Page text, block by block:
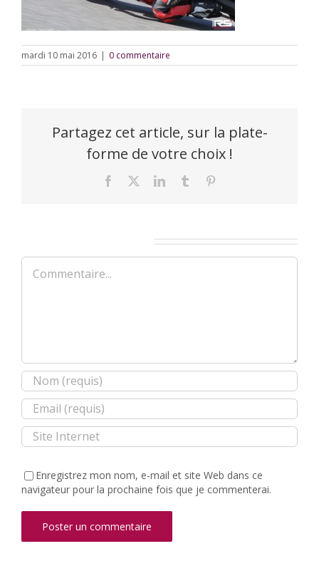
mardi 10 mai 2016 | 0 commentaire
Partagez cet article, sur la plate-
forme de votre choix !
Facebook LinkedInTumblr
Commentaire
Enregistrez mon nom, e-mail et site Web dans ce
navigateur pour la prochaine fois que je commenterai.